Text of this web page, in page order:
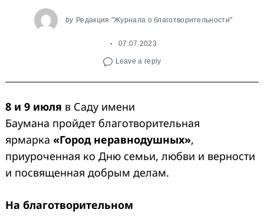
by Редакция "Журнала о благотворительности"
07.07.2023
Leave a reply
8 и 9 июля в Саду имени
Баумана пройдет благотворительная
ярмарка «Город неравнодушных»,
приуроченная ко Дню семьи, любви и верности
и посвященная добрым делам.
На благотворительном